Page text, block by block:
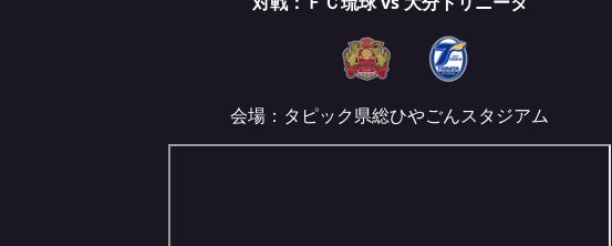
会場：タピック県総ひやごんスタジアム